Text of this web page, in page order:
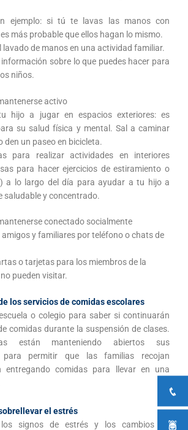
ejemplo: si tú te lavas las manos con
más probable que ellos hagan lo mismo.
lavado de manos en una actividad familiar.
sobre lo que puedes hacer para
niños.
activo
hijo a jugar en espacios exteriores: es
su salud física y mental. Sal a caminar
den un paseo en bicicleta.
para realizar actividades en interiores
para hacer ejercicios de estiramiento o
a lo largo del día para ayudar a tu hijo a
saludable y concentrado.
conectado socialmente
amigos y familiares por teléfono o chats de
o tarjetas para los miembros de la
pueden visitar.
los servicios de comidas escolares
o colegio para saber si continuarán
comidas durante la suspensión de clases.
están manteniendo abiertos sus
para permitir que las familias recojan
entregando comidas para llevar en una
el estrés
signos de estrés y los cambios de